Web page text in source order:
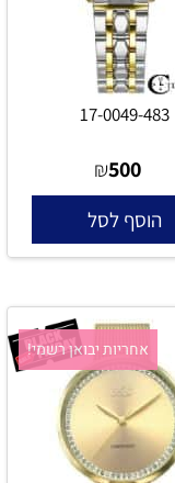
17-0049-483
₪500
הוסף לסל
אחריות יבואן רשמי!